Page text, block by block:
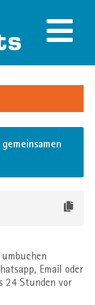
umbuchen
Email oder
24 Stunden vor